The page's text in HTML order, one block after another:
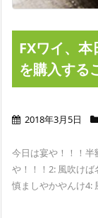
FXワイ、
を購入す
2018年3月5日
今日は宴や！！！ 半
や！！！ 2: 風吹けば
慎ましやかやんけ4: